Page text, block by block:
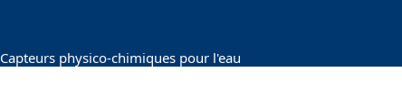
Capteurs physico-chimiques pour l'eau